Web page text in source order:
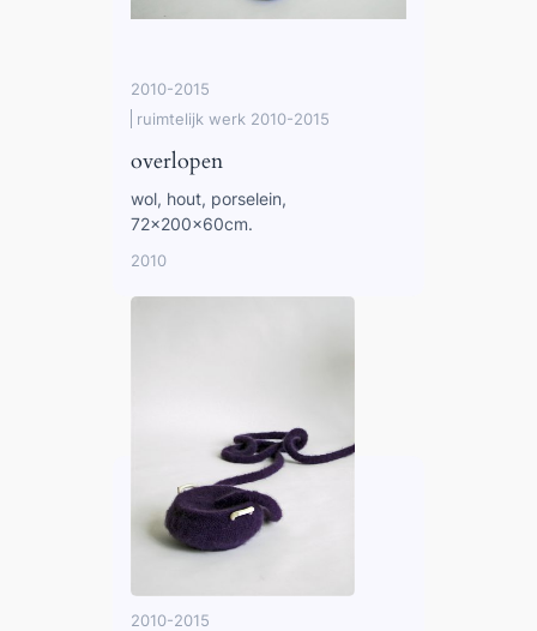
2010-2015
ruimtelijk werk 2010-2015
overlopen
wol, hout, porselein,
72x200x60cm.
2010
2010-2015